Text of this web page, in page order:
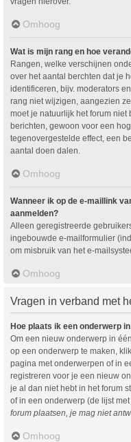
Omhoog
Wat is mijn rang en hoe
Rangen, welke verschijnen
over het aantal berchten dat je
identificeren, bijv. moderators
rang niet wijzigen, aangezien
moet je natuurlijk het forum
berichten, gewoon voor een
tegenovergestelde effect, een
aantal doen dalen.
Omhoog
Wanneer ik op de e-maillink
aanmelden?
Alleen geregistreerde
ingebouwde e-mailformulier
om misbruik van het e-
Omhoog
Vragen in verband met
Hoe plaats ik een onderwerp
Om een nieuw onderwerp in
op een onderwerp te maken,
pagina met onderwerpen of in
registreren voor je een nieuw
je al dan niet hebt in het forum
of in een onderwerp (de lijst met
forum plaatsen, je mag niet
Omhoog